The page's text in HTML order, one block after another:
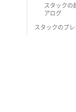
スタックの
アログ
スタックのプ